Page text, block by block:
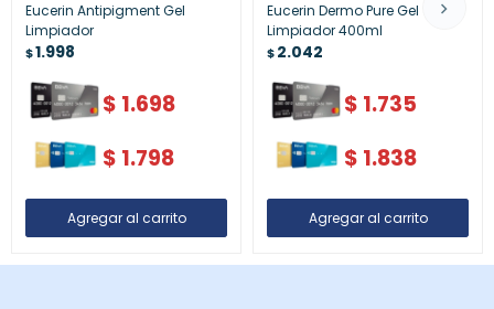
Eucerin Antipigment Gel
Limpiador
$1.998
$ 1.698
$ 1.798
Eucerin Dermo Pure Gel
Limpiador 400ml
$2.042
$ 1.735
$ 1.838